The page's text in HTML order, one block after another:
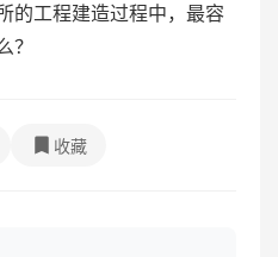
的工程建造过程中，最容
？
收藏